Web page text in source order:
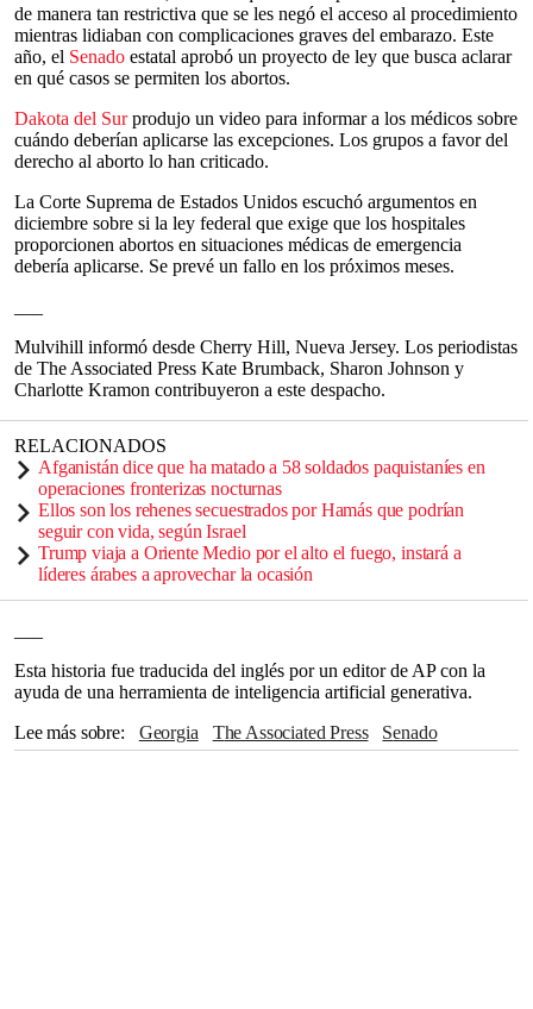
de manera tan restrictiva que se les negó el acceso al procedimiento
mientras lidiaban con complicaciones graves del embarazo. Este
año, el Senado estatal aprobó un proyecto de ley que busca aclarar
en qué casos se permiten los abortos.
Dakota del Surprodujo un video para informar a los médicos sobre
cuándo deberían aplicarse las excepciones. Los grupos a favor del
derecho al aborto lo han criticado.
La Corte Suprema de Estados Unidos escuchó argumentos en
diciembre sobre si la ley federal que exige que los hospitales
proporcionen abortos en situaciones médicas de emergencia
debería aplicarse. Se prevé un fallo en los próximos meses.
Mulvihill informó desde Cherry Hill, Nueva Jersey. Los periodistas
de The Associated Press Kate Brumback, Sharon Johnson y
Charlotte Kramon contribuyeron a este despacho.
RELACIONADOS
Afganistán dice que ha matado a 58 soldados paquistaníes en
operaciones fronterizas nocturnas
Ellos son los rehenes secuestrados por Hamás que podrían
seguir con vida, según Israel
Trump viaja a Oriente Medio por el alto el fuego, instará a
líderes árabes a aprovechar la ocasión
Esta historia fue traducida del inglés por un editor de AP con la
ayuda de una herramienta de inteligencia artificial generativa.
Lee más sobre
Georgia The Associated Press
Senado